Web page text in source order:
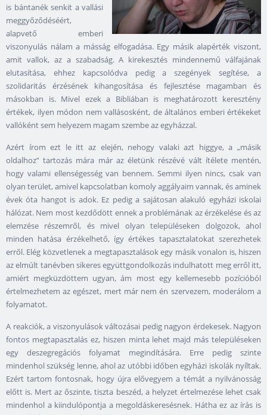
is bántanék senkit a vallási
meggyőződéséért,
alapvető emberi
viszonyulás nálam a másság elfogadása. Egy másik alapérték viszont,
amit vallok, az a szabadság. A kirekesztés mindennemű válfajának
elutasítása, ehhez kapcsolódva pedig a szegények segítése, a
szolidaritás érzésének kihangosítása és fejlesztése magamban és
másokban is. Mivel ezek a Bibliában is meghatározott keresztény
értékek, ilyen módon nem vallásosként, de általános emberi értékeket
vallóként sem helyezem magam szembe az egyházzal.
Azért írom ezt le itt az elején, nehogy valaki azt higgye, a „másik
oldalhoz” tartozás mára már az életünk részévé vált ítélete mentén,
hogy valami ellenségesség van bennem. Semmi ilyen nincs, csak van
olyan terület, amivel kapcsolatban komoly aggályaim vannak, és aminek
évek óta hangot is adok. Ez pedig a sajátosan alakuló egyházi iskolai
hálózat. Nem most kezdődött ennek a problémának az érzékelése és az
elemzése részemről, és mivel olyan településeken dolgozok, ahol
minden hatása érzékelhető, így értékes tapasztalatokat szerezhetek
erről. Elég közvetlenek a megtapasztalások egy másik vonalon is, hiszen
az elmúlt tanévben sikeres együttgondolkozás indulhatott meg erről itt,
amiért megküzdöttem ugyan, ám most egy kellemesebb pozícióból
értelmezhetem az egészet, mert már nem én szervezem, moderálom a
folyamatot.
A reakciók, a viszonyulások változásai pedig nagyon érdekesek. Nagyon
fontos megtapasztalás ez, hiszen minta lehet majd más településeken
egy deszegregációs folyamat megindítására. Erre pedig szinte
mindenhol szükség lenne, ahol az utóbbi időben egyházi iskolák nyíltak.
Ezért tartom fontosnak, hogy újra elővegyem a témát a nyilvánosság
előtt is. Mert az őszinte, tiszta beszéd, a helyzet értelmezése lehet csak
mindenhol a kiindulópontja a megoldáskeresésnek. Hátha ez az írás is